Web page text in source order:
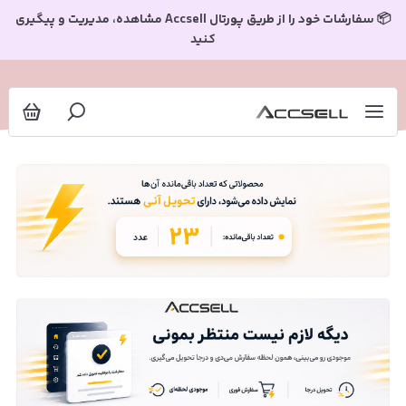
📦 سفارشات خود را از طریق پورتال Accsell مشاهده، مدیریت و پیگیری
کنید